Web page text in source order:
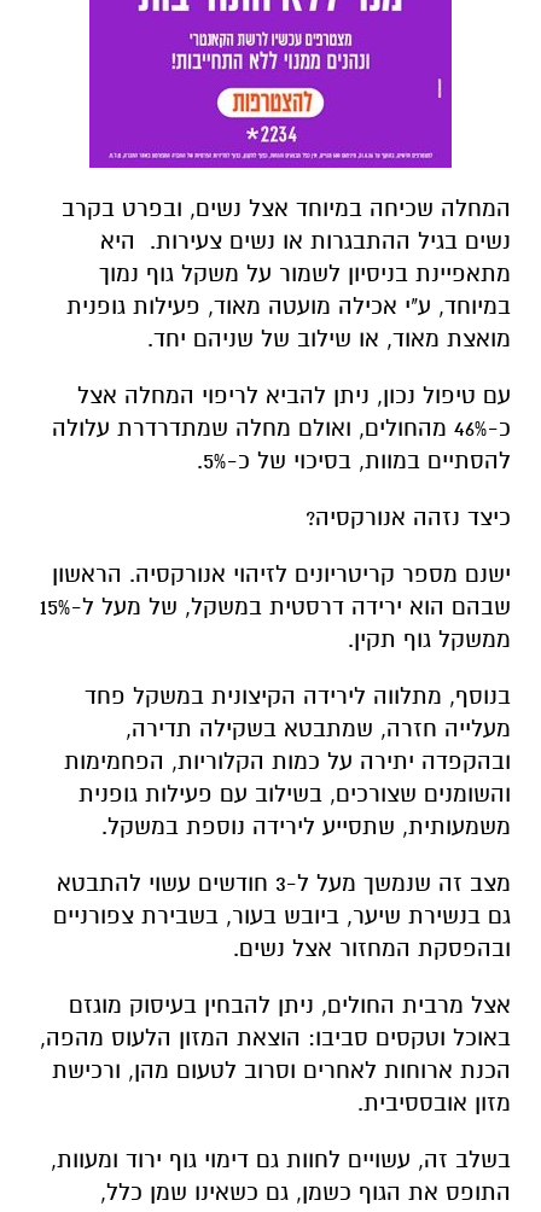
המחלה שכיחה במיוחד אצל נשים, ובפרט בקרב
נשים בגיל ההתבגרות או נשים צעירות. היא
מתאפיינת בניסיון לשמור על משקל גוף נמוך
במיוחד, ע"י אכילה מועטה מאוד, פעילות גופנית
מואצת מאוד, או שילוב של שניהם יחד.
עם טיפול נכון, ניתן להביא לריפוי המחלה אצל
כ-46% מהחולים, ואולם מחלה שמתדרדרת עלולה
להסתיים במוות, בסיכוי של כ-5%.
כיצד נזהה אנורקסיה?
ישנם מספר קריטריונים לזיהוי אנורקסיה. הראשון
שבהם הוא ירידה דרסטית במשקל, של מעל ל-15%
ממשקל גוף תקין.
בנוסף, מתלווה לירידה הקיצונית במשקל פחד
מעלייה חזרה, שמתבטא בשקילה תדירה,
ובהקפדה יתירה על כמות הקלוריות, הפחמימות
והשומנים שצורכים, בשילוב עם פעילות גופנית
משמעותית, שתסייע לירידה נוספת במשקל.
מצב זה שנמשך מעל ל-3 חודשים עשוי להתבטא
גם בנשירת שיער, ביובש בעור, בשבירת צפורניים
ובהפסקת המחזור אצל נשים.
אצל מרבית החולים, ניתן להבחין בעיסוק מוגזם
באוכל וטקסים סביבו: הוצאת המזון הלעוס מהפה,
הכנת ארוחות לאחרים וסרוב לטעום מהן, ורכישת
מזון אובססיבית.
בשלב זה, עשויים לחוות גם דימוי גוף ירוד ומעוות,
התופס את הגוף כשמן, גם כשאינו שמן כלל,